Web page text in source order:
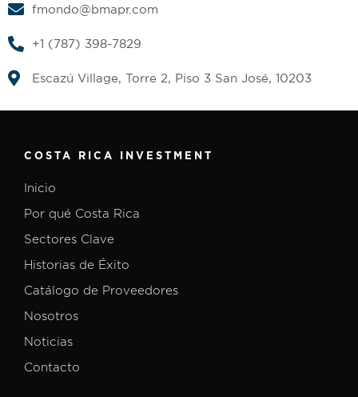
fmondo@bmapr.com
+1 (787) 398-7829
Escazú Village, Torre 2, Piso 3 San José, 10203
COSTA RICA INVESTMENT
Inicio
Por qué Costa Rica
Sectores Clave
Historias de Éxito
Catálogo de Proveedores
Nosotros
Noticias
Contacto